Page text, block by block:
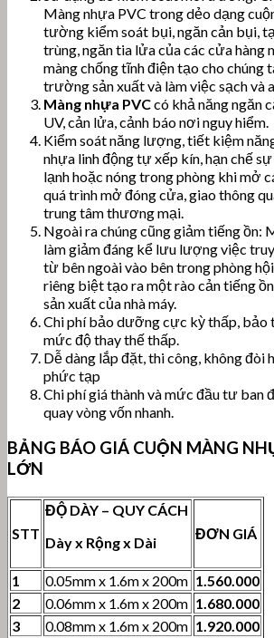
Màng nhựa PVC trong dẻo dạng
tường kiểm soát bụi, ngăn cản bụi,
trùng, ngăn tia lửa của các cửa hàng
màng chống tĩnh điện tạo cho chúng
trường sản xuất và làm việc sạch và
Màng nhựa PVCcó khả năng ngăn
UV, cản lửa, cảnh báo nơi nguy hiểm.
Kiểm soát năng lượng, tiết kiệm
nhựa linh động tự xếp kín, hạn chế
lạnh hoặc nóng trong phòng khi mở
quá trình mở đóng cửa, giao thông
trung tâm thương mại.
Ngoài ra chúng cũng giảm tiếng ồn:
làm giảm đáng kể lưu lượng việc
từ bên ngoài vào bên trong phòng
riêng biệt tạo ra một rào cản tiếng
sản xuất của nhà máy.
Chi phí bảo dưỡng cực kỳ thấp, bảo
mức độ thay thế thấp.
Dễ dàng lắp đặt, thi công, không đòi
phức tạp
Chi phí giá thành và mức đầu tư ban
quay vòng vốn nhanh.
BẢNG BÁO GIÁ CUỘN MÀNG
LỚN
STT
ĐỘ DÀY – QUY CÁCH
Dày x Rộng x Dài
ĐƠN GIÁ
1 0.05mm x 1.6m x 200m 1.560.000
2
0.06mm x 1.6m x 200m 1.680.000
3
0.08mm x 1.6m x 200m 1.920.000